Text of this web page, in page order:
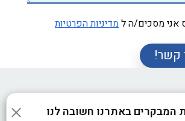
המבקרים באתרנו חשובה לנו
אני מסכים/ה למדיניות הפרטיות
קשר!
ונחזור אליכם